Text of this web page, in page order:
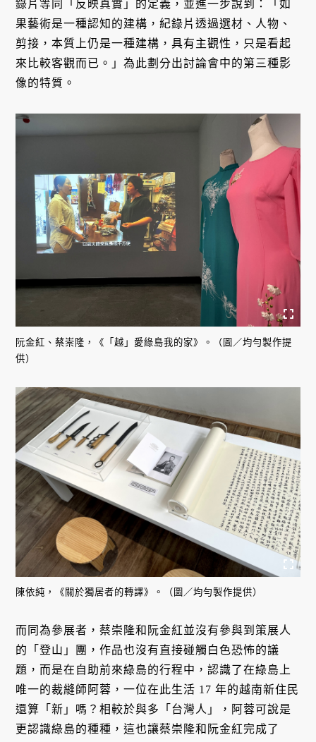
錄片等同「反映真實」的定義，並進一步說到：「如
果藝術是一種認知的建構，紀錄片透過選材、人物、
剪接，本質上仍是一種建構，具有主觀性，只是看起
來比較客觀而已。」為此劃分出討論會中的第三種影
像的特質。
阮金紅、蔡崇隆，《「越」愛綠島我的家》。（圖／均勻製作提
供）
陳依純，《關於獨居者的轉譯》。（圖／均勻製作提供）
而同為參展者，蔡崇隆和阮金紅並沒有參與到策展人
的「登山」團，作品也沒有直接碰觸白色恐怖的議
題，而是在自助前來綠島的行程中，認識了在綠島上
唯一的裁縫師阿蓉，一位在此生活 17 年的越南新住民
還算「新」嗎？相較於與多「台灣人」，阿蓉可說是
更認識綠島的種種，這也讓蔡崇隆和阮金紅完成了